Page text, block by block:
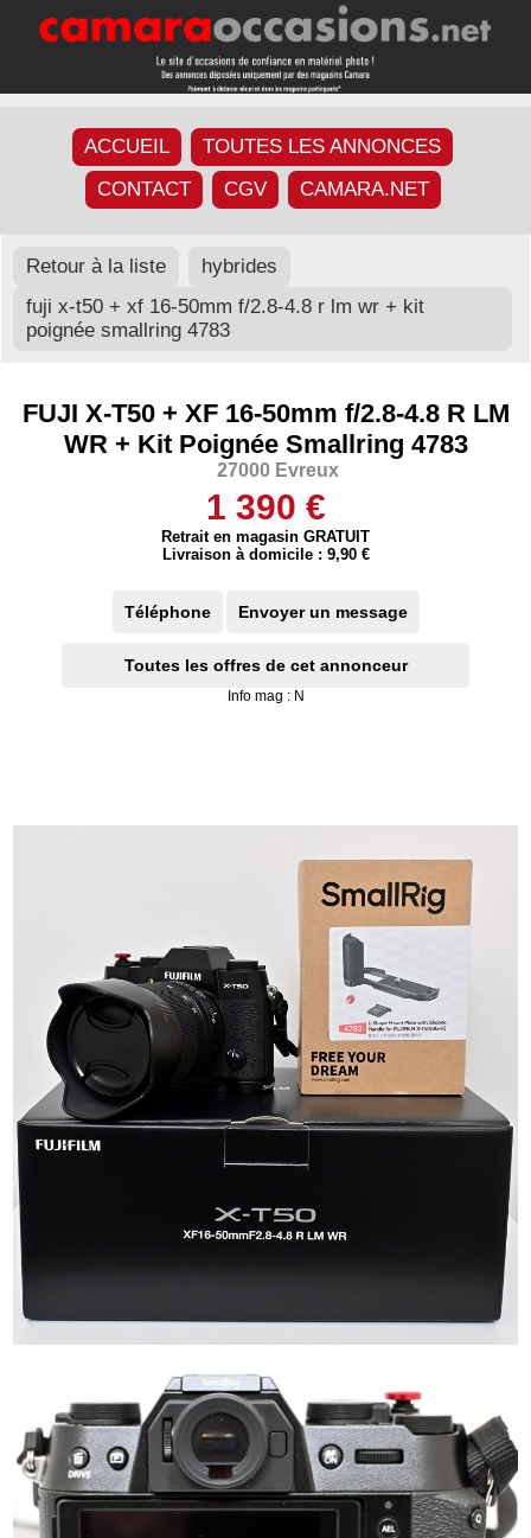
ACCUEIL
TOUTES LES ANNONCES
CONTACT
CGV CAMARA.NET
Retour à la liste
hybrides
fuji x-t50 + xf 16-50mm f/2.8-4.8 r lm wr + kit
poignée smallring 4783
FUJI X-T50 + XF 16-50mm f/2.8-4.8 R LM
WR + Kit Poignée Smallring 4783
27000 Evreux
1 390 €
Retrait en magasin GRATUIT
Livraison à domicile : 9,90 €
Téléphone Envoyer un message
Toutes les offres de cet annonceur
Info mag : N